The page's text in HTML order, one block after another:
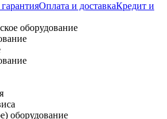
Оплата и доставкаКредит и
оборудование
оборудование